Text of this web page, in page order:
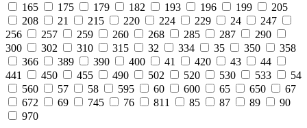
165
175 179 182 193 196 199
205
208
21 215 220 224 229 24
247
256
257 259 260 268 285 287
290
300
302 310 315 32 334 35 350
358
366
389 390 400 41 420 43
44
441
450 455 490 502 520 530 533
54
560
57 58 595 60 600 65 650
67
672
69 745 76 811 85 87 89
90
970